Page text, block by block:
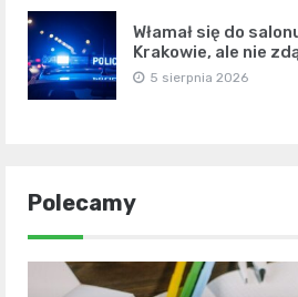
Włamał się do
Krakowie, ale nie
5 sierpnia 2026
Polecamy